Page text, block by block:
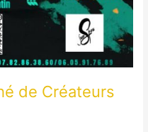
de Créateurs